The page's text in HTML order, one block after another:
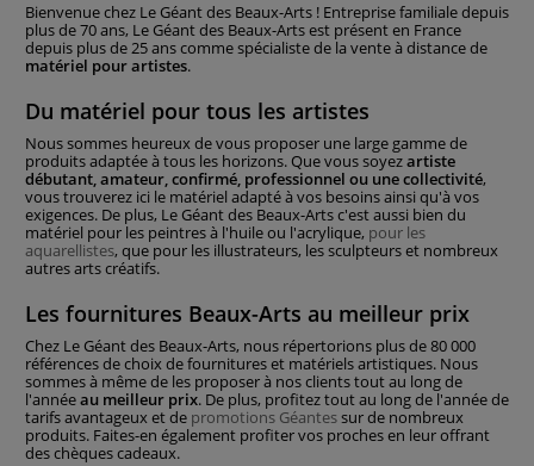
Bienvenue chez Le Géant des Beaux-Arts ! Entreprise familiale depuis
plus de 70 ans, Le Géant des Beaux-Arts est présent en France
depuis plus de 25 ans comme spécialiste de la vente à distance de
matériel pour artistes.
Du matériel pour tous les artistes
Nous sommes heureux de vous proposer une large gamme de
produits adaptée à tous les horizons. Que vous soyezartiste
débutant, amateur, confirmé, professionnel ou une collectivité,
vous trouverez ici le matériel adapté à vos besoins ainsi qu'à vos
exigences. De plus, Le Géant des Beaux-Arts c'est aussi bien du
matériel pour les peintres à l'huile ou l'acrylique, pour les
aquarellistes, que pour les illustrateurs, les sculpteurs et nombreux
autres arts créatifs.
Les fournitures Beaux-Arts au meilleur prix
Chez Le Géant des Beaux-Arts, nous répertorions plus de 80 000
références de choix de fournitures et matériels artistiques. Nous
sommes à même de les proposer à nos clients tout au long de
l'annéeau meilleur prix. De plus, profitez tout au long de l'année de
tarifs avantageux et de promotions Géantessur de nombreux
produits. Faites-en également profiter vos proches en leur offrant
des chèques cadeaux.